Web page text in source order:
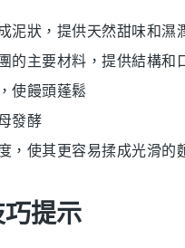
泥狀，提供天然甜味和濕
的主要材料，提供結構和
使饅頭蓬鬆
發酵
，使其更容易揉成光滑的
提示